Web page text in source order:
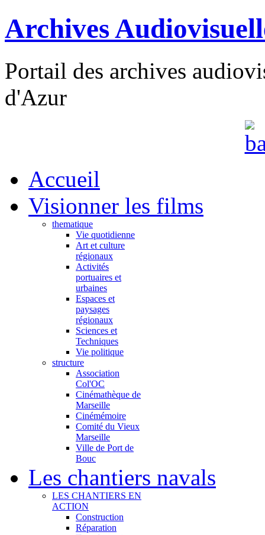
Archives
Portail des archives
d'Azur
Accueil
Visionner les films
thematique
Vie quotidienne
Art et culture
régionaux
Activités
portuaires et
urbaines
Espaces et
paysages
régionaux
Sciences et
Techniques
Vie politique
structure
Association
Col'OC
Cinémathèque de
Marseille
Cinémémoire
Comité du Vieux
Marseille
Ville de Port de
Bouc
Les chantiers navals
LES CHANTIERS EN
ACTION
Construction
Réparation